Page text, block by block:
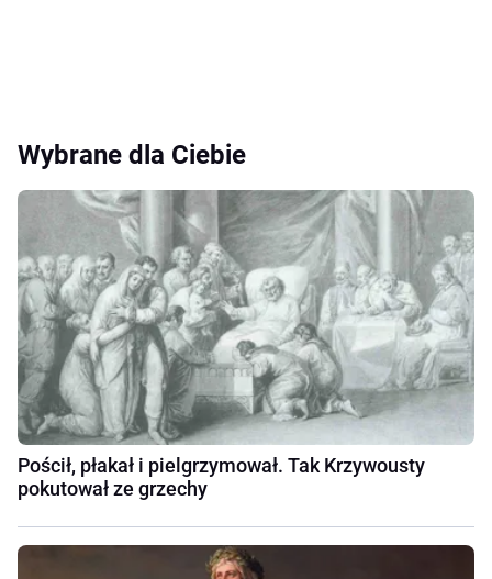
Wybrane dla Ciebie
Pościł, płakał i pielgrzymował. Tak Krzywousty
pokutował ze grzechy